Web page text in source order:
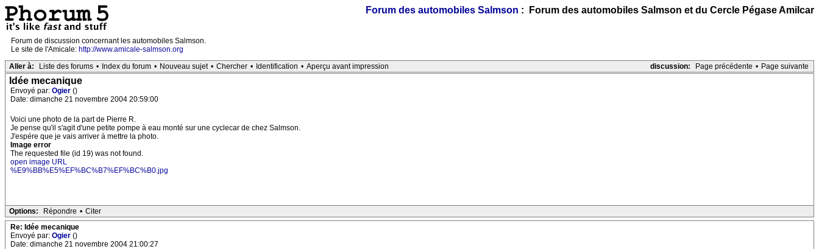
Forum des automobiles Salmson : Forum des automobiles Salmson et du Cercle Pégase Amilcar
Forum de discussion concernant les automobiles Salmson.
Le site de l'Amicale: http://www.amicale-salmson.org
discussion:
Page précédente • Page suivante
Aller à: Liste des forums • Index du forum • Nouveau sujet • Chercher • Identification • Aperçu avant impression
Idée mecanique
Envoyé par: Ogier ()
Date: dimanche 21 novembre 2004 20:59:00
Voici une photo de la part de Pierre R.
Je pense qu'il s'agit d'une petite pompe à eau monté sur une cyclecar de chez Salmson.
J'espére que je vais arriver à mettre la photo.
Image error
The requested file (id 19) was not found.
open image URL
%E9%BB%E5%EF%BC%B7%EF%BC%B0.jpg
Options: Répondre • Citer
Re: Idée mecanique
Envoyé par: Ogier ()
Date: dimanche 21 novembre 2004 21:00:27